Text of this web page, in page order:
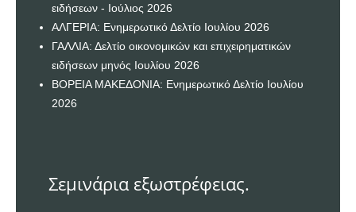
ειδήσεων - Ιούλιος 2026
ΑΛΓΕΡΙΑ: Ενημερωτικό Δελτίο Ιουλίου 2026
ΓΑΛΛΙΑ: Δελτίο οικονομικών και επιχειρηματικών
ειδήσεων μηνός Ιουλίου 2026
ΒΟΡΕΙΑ ΜΑΚΕΔΟΝΙΑ: Ενημερωτικό Δελτίο Ιουλίου
2026
Σεμινάρια εξωστρέφειας.